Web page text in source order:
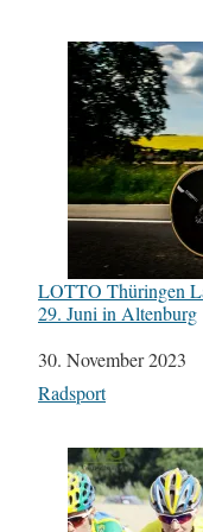
LOTTO Thüringen
29. Juni in Altenburg
Datum
30. November 2023
In Bezug auf
Radsport